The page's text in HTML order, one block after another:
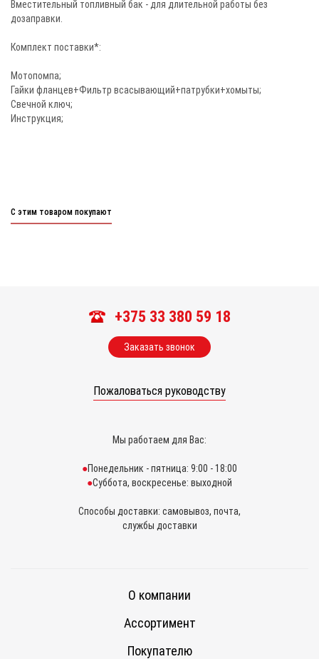
Вместительный топливный бак - для длительной работы без
дозаправки.
Комплект поставки*:
Мотопомпа;
Гайки фланцев+Фильтр всасывающий+патрубки+хомыты;
Свечной ключ;
Инструкция;
С этим товаром покупают
+375 33 380 59 18
Заказать звонок
Пожаловаться руководству
Мы работаем для Вас:
Понедельник - пятница: 9:00 - 18:00
Суббота, воскресенье: выходной
Способы доставки: самовывоз, почта,
службы доставки
О компании
Ассортимент
Покупателю